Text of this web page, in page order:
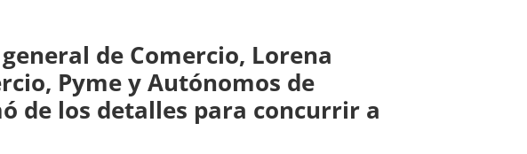
de Comercio, Lorena
Pyme y Autónomos de
de los detalles para concurrir a